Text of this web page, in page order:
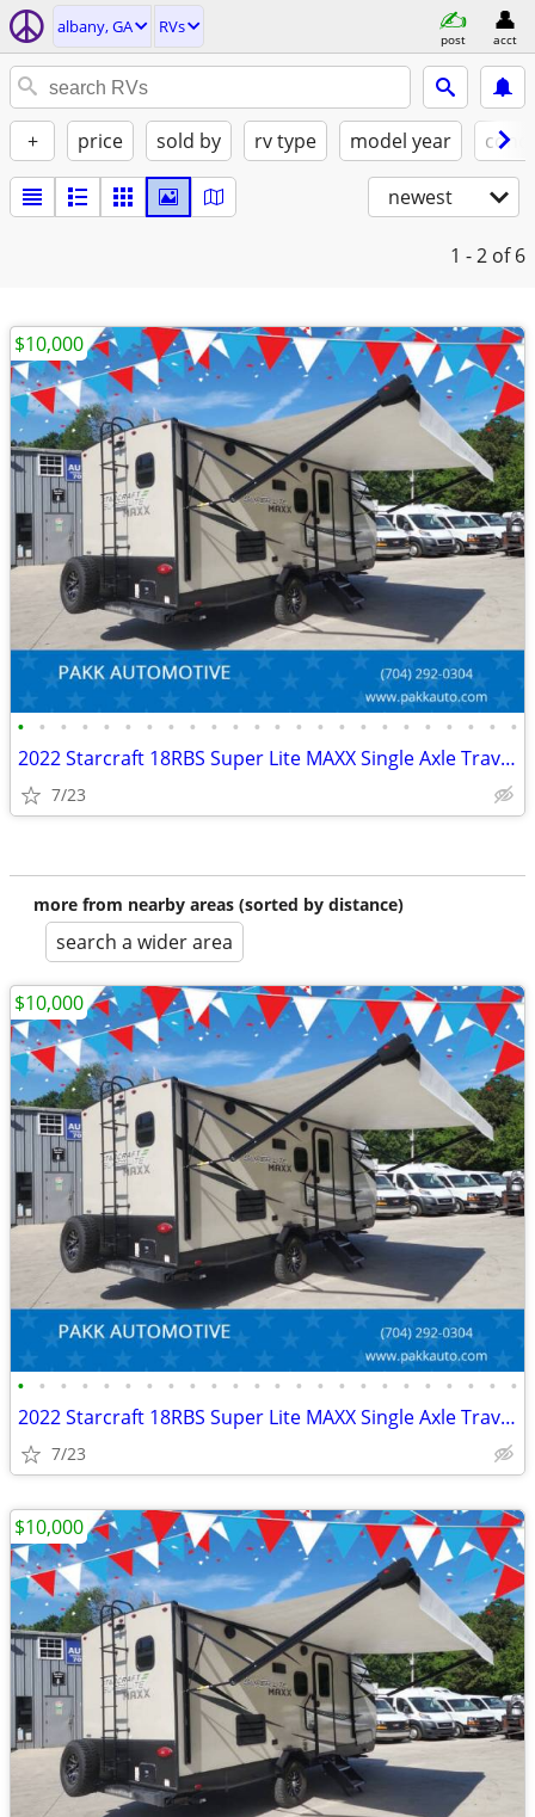
albany, GA RVs
post acct
+ price sold by rv type model year
newest
1 - 2 of 6
• • • • • • • • • • • • • • • • • • • • • • • •
2022 Starcraft 18RBS Super Lite MAXX Single Axle Travel Trailer Camper
7/23
$10,000
more from nearby areas (sorted by distance)
search a wider area
• • • • • • • • • • • • • • • • • • • • • • • •
2022 Starcraft 18RBS Super Lite MAXX Single Axle Travel Trailer Camper
7/23
$10,000
$10,000